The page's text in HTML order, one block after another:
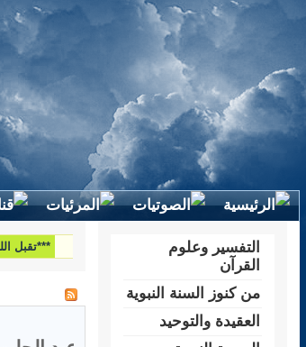
لطرح
التفسير وعلوم
القرآن
من كنوز السنة النبوية
العقيدة والتوحيد